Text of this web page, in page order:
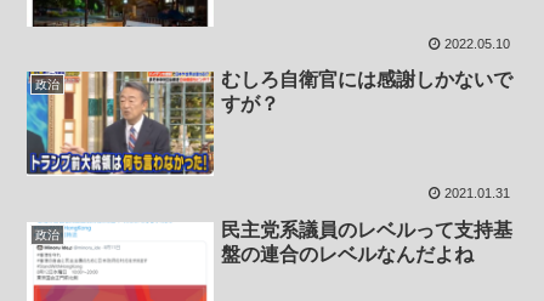
2022.05.10
政治
むしろ自衛官には感謝しかないで
すが？
2021.01.31
政治
民主党系議員のレベルって支持基
盤の連合のレベルなんだよね